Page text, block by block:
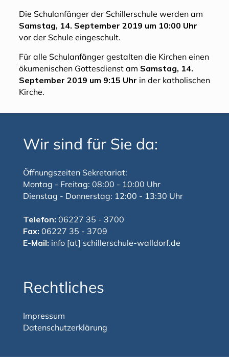
Die Schulanfänger der Schillerschule werden am
Samstag, 14. September 2019 um 10:00 Uhr
vor der Schule eingeschult.
Für alle Schulanfänger gestalten die Kirchen einen
ökumenischen Gottesdienst am Samstag, 14.
September 2019 um 9:15 Uhr in der katholischen
Kirche.
Wir sind für Sie da:
Öffnungszeiten Sekretariat:
Montag - Freitag: 08:00 - 10:00 Uhr
Dienstag - Donnerstag: 12:00 - 13:30 Uhr
Telefon: 06227 35 - 3700
Fax: 06227 35 - 3709
E-Mail: info [at] schillerschule-walldorf.de
Rechtliches
Impressum
Datenschutzerklärung